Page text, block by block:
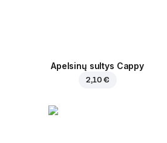
Apelsinų sultys Cappy
2,10 €